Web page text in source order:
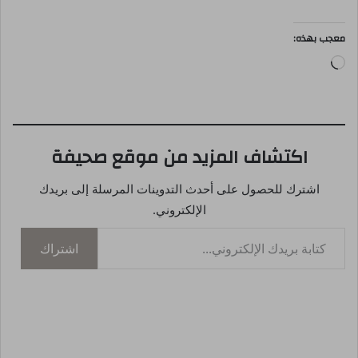
معجب بهذه:
جاري
اكتشاف المزيد من موقع صحيفة
اشترك للحصول على أحدث التدوينات المرسلة إلى بريدك
الإلكتروني.
اشتراك